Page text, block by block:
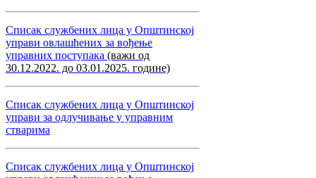
Списак службених лица у Општинској
управи овлашћених за вођење
управних поступака (важи од
30.12.2022. до 03.01.2025. године)
Списак службених лица у Општинској
управи за одлучивање у управним
стварима
Списак службених лица у Општинској